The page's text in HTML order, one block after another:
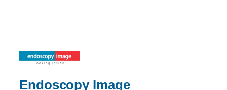
Endoscopy Image